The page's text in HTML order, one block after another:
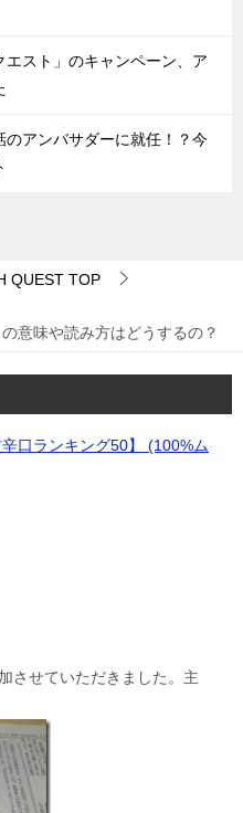
エスト」のキャンペーン、ア
アンバサダーに就任！？今
QUEST TOP
意味や読み方はどうするの？
口ランキング50】 (100%ム
させていただきました。主